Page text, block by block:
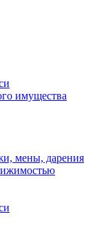
имущества
мены, дарения